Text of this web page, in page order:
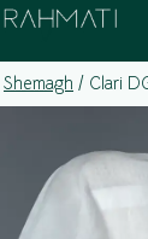
Shemagh / Clari